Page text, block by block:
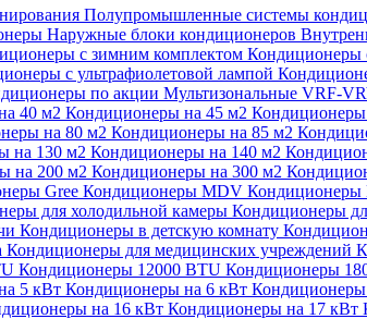
Полупромышленные системы
Наружные блоки кондиционеров
с зимним комплектом Кондиционеры
с ультрафиолетовой лампой
по акции Мультизональные VRF-
40 м2 Кондиционеры на 45 м2
на 80 м2 Кондиционеры на 85 м2
на 130 м2 Кондиционеры на 140 м2
на 200 м2 Кондиционеры на 300 м2
Gree Кондиционеры MDV Кондиционеры
для холодильной камеры Кондиционеры
Кондиционеры в детскую комнату
Кондиционеры для медицинских учреждений
Кондиционеры 12000 BTU Кондиционеры
5 кВт Кондиционеры на 6 кВт
на 16 кВт Кондиционеры на 17 кВт